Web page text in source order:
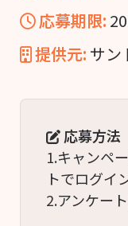
応募期限:
提供元: サン
応募方法
1.キャンペ
トでログイ
2.アンケー